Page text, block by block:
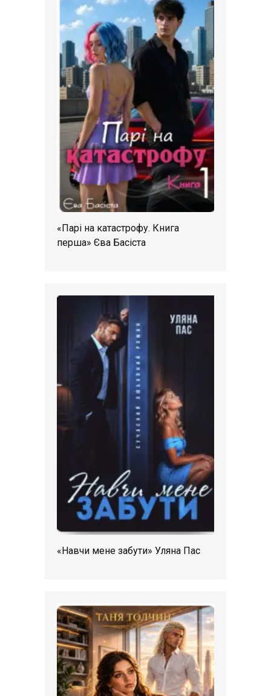
«Парі на катастрофу. Книга
перша» Єва Басіста
«Навчи мене забути» Уляна Пас